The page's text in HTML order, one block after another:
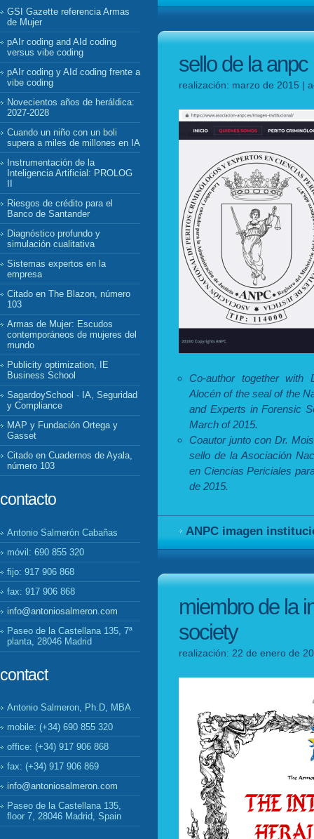
GSI Gazette referencia Armas
de Mujer
pAIr coding and AId coding
versus vibe coding
pAIr coding y AId coding frente a
vibe coding
Novecientos años de heráldica:
2027-2028
Cuando un niño con un boli
supera a miles de millones en IA
Instrumentación de la
Inteligencia Artificial: PROLOG
Riesgos de crédito para el
Banco de Santander
Diagnóstico profundo y
simulación cualitativa
Sistemas expertos en la
empresa
Citado en The Blazon, número
103
Armas de Mujer: Escudos
contemporáneos de mujeres del
mundo
Publicity optimization, IE
Business School
SagardoySchool · IA, Seguridad
y Compliance
MAP y Fundación Ortega y
Gasset
Citado en Cuadernos de Ayala,
número 103
contacto
Antonio Salmerón Cabañas
móvil: 690 855 320
fijo: 917 906 868
fax: 917 906 868
info@antoniosalmeron.com
Paseo de la Castellana 135, 7ª
planta, 28046 Madrid
contact
Antonio Salmeron, Ph.D, MBA
mobile: (+34) 690 855 320
office: (+34) 917 906 868
fax: (+34) 917 906 869
info@antoniosalmeron.com
Paseo de la Castellana 135,
floor 7, 28046 Madrid, Spain
sello de la anpc
realización: marzo de 2015 |
Co-author together with
Alocén of the seal of the
and Experts in Forensic
March of 2015.
Coautor junto con Dr.
sello de la Asociación
en Ciencias Periciales
de 2015.
ANPC imagen
miembro de la
society
realización: 22 de enero de